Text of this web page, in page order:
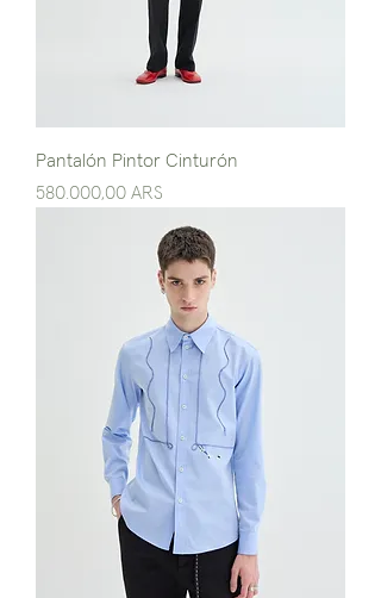
Pantalón Pintor Cinturón
Precio
580.000,00 ARS